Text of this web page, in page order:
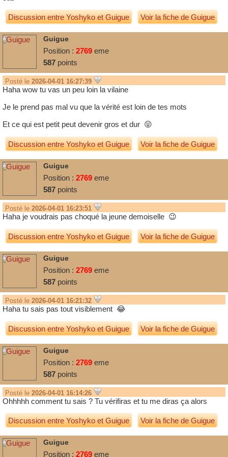
Discussion entreYoshykoetGuigue Voir la fiche de Guigue
Guigue
Position : 2769 eme
587 points
Posté le 2026-04-01 16:27:39
Haha wow tu vas un peu loin la vilaine
Je le prend pas mal vu que la vérité est loin de tes mots
Et ce qui est petit peut devenir gros et dur 😝
Discussion entreYoshykoetGuigue Voir la fiche de Guigue
Guigue
Position : 2769 eme
587 points
Posté le 2026-04-01 16:23:51
Haha je voudrais pas choqué la jeune demoiselle 😉
Discussion entreYoshykoetGuigue Voir la fiche de Guigue
Guigue
Position : 2769 eme
587 points
Posté le 2026-04-01 16:21:32
Haha tu sais pas tout visiblement 😂
Discussion entreYoshykoetGuigue Voir la fiche de Guigue
Guigue
Position : 2769 eme
587 points
Posté le 2026-04-01 16:14:26
Ohhhhh comment tu sais ? Tu vérifiras et tu me diras ça alors
Discussion entreYoshykoetGuigue Voir la fiche de Guigue
Guigue
Position : 2769 eme